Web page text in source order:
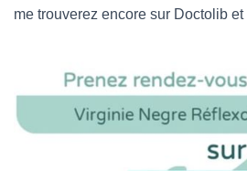
me trouverez encore sur Doctolib et